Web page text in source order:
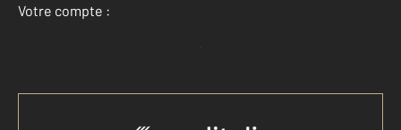
Votre compte :
Accéder à mon compte